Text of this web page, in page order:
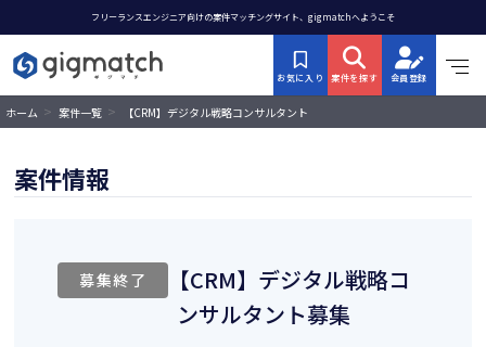
フリーランスエンジニア向けの案件マッチングサイト、gigmatchへようこそ
お気に入り 案件を探す 会員登録
ホーム > 案件一覧 >
【CRM】デジタル戦略コンサルタント
案件情報
募集終了
【CRM】デジタル戦略コ
ンサルタント募集